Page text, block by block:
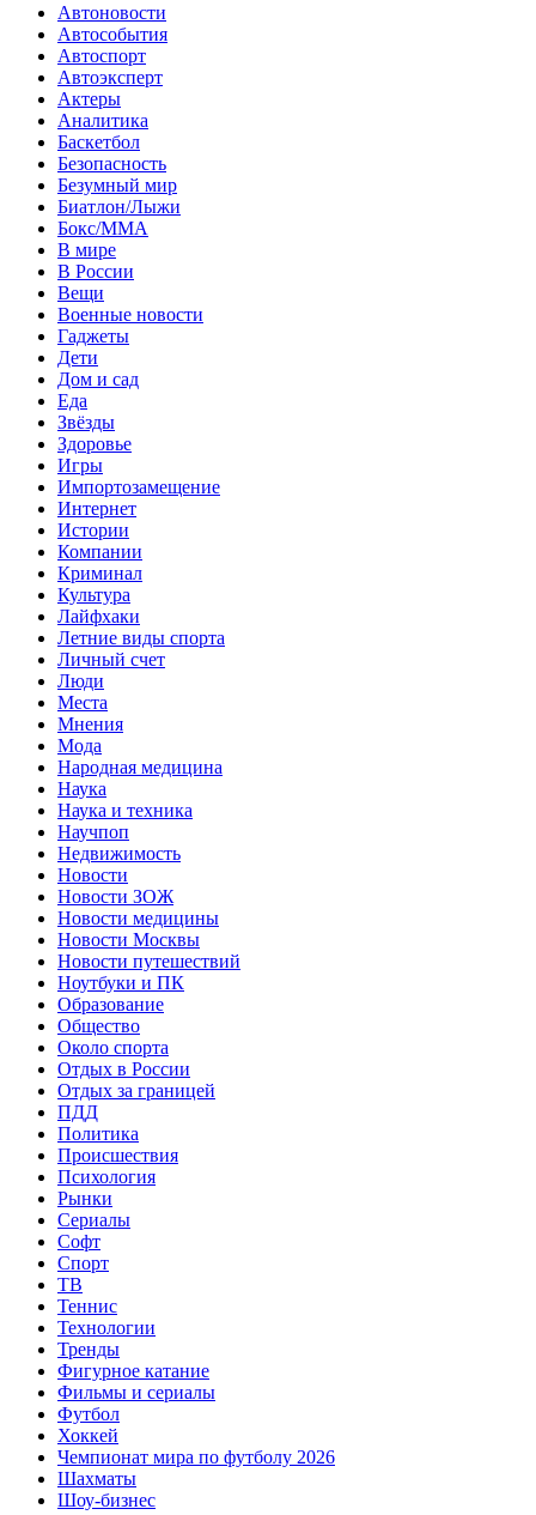
Автоновости
Автособытия
Автоспорт
Автоэксперт
Актеры
Аналитика
Баскетбол
Безопасность
Безумный мир
Биатлон/Лыжи
Бокс/MMA
В мире
В России
Вещи
Военные новости
Гаджеты
Дети
Дом и сад
Еда
Звёзды
Здоровье
Игры
Импортозамещение
Интернет
Истории
Компании
Криминал
Культура
Лайфхаки
Летние виды спорта
Личный счет
Люди
Места
Мнения
Мода
Народная медицина
Наука
Наука и техника
Научпоп
Недвижимость
Новости
Новости ЗОЖ
Новости медицины
Новости Москвы
Новости путешествий
Ноутбуки и ПК
Образование
Общество
Около спорта
Отдых в России
Отдых за границей
ПДД
Политика
Происшествия
Психология
Рынки
Сериалы
Софт
Спорт
ТВ
Теннис
Технологии
Тренды
Фигурное катание
Фильмы и сериалы
Футбол
Хоккей
Чемпионат мира по футболу 2026
Шахматы
Шоу-бизнес